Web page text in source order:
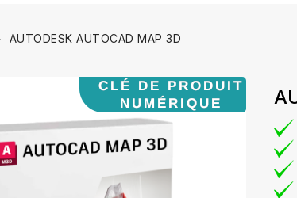
AUTODESK AUTOCAD MAP 3D